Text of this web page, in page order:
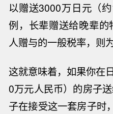
以赠送3000万日元（约
例，长辈赠送给晚辈的
人赠与的一般税率，则
这就意味着，如果你在
0万元人民币）的房子
子在接受这一套房子时